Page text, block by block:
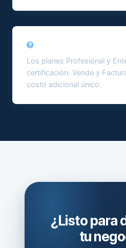
Los planes Profesional y
certificación. Vende y
costo adicional único.
¿Listo para
tu